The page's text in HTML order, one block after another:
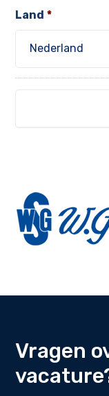
Land *
Vragen